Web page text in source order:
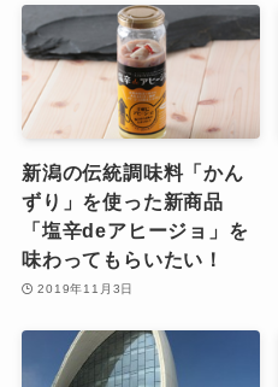
新潟の伝統調味料「かん
ずり」を使った新商品
「塩辛deアヒージョ」を
味わってもらいたい！
2019年11月3日